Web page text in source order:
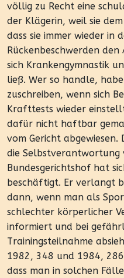
völlig zu Recht eine
der Klägerin, weil sie
dass sie immer wieder in
Rückenbeschwerden
sich Krankengymnastik
ließ. Wer so handle,
zuschreiben, wenn sich
Krafttests wieder
dafür nicht haftbar
vom Gericht
die
Bundesgerichtshof hat
beschäftigt. Er verlangt
dann, wenn man als
schlechter körperlicher
informiert und bei
Trainingsteilnahme
1982, 348 und 1984,
dass man in solchen